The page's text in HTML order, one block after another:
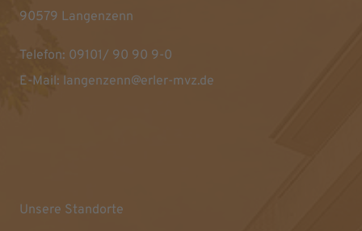
90579 Langenzenn
Telefon: 09101/ 90 90 9-0
E-Mail: langenzenn@erler-mvz.de
Unsere Standorte